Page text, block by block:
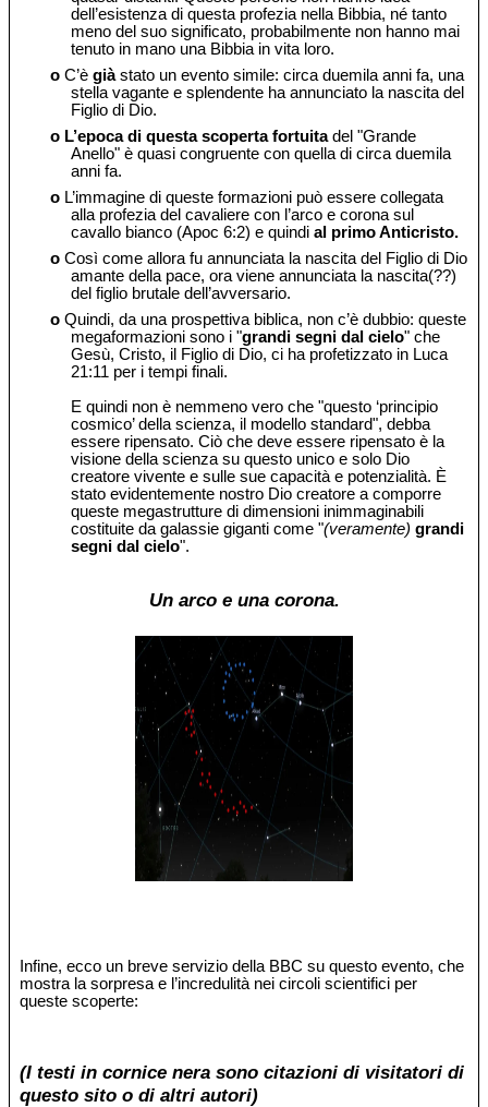
dell’esistenza di questa profezia nella Bibbia, né tanto
meno del suo significato, probabilmente non hanno mai
tenuto in mano una Bibbia in vita loro.
o C’ègiàstato un evento simile: circa duemila anni fa, una
stella vagante e splendente ha annunciato la nascita del
Figlio di Dio.
o L’epoca di questa scoperta fortuitadel "Grande
Anello" è quasi congruente con quella di circa duemila
anni fa.
o L’immagine di queste formazioni può essere collegata
alla profezia del cavaliere con l’arco e corona sul
cavallo bianco (Apoc 6:2) e quindial primo Anticristo.
o Così come allora fu annunciata la nascita del Figlio di Dio
amante della pace, ora viene annunciata la nascita(??)
del figlio brutale dell’avversario.
o Quindi, da una prospettiva biblica, non c’è dubbio: queste
megaformazioni sono i "grandi segni dal cielo" che
Gesù, Cristo, il Figlio di Dio, ci ha profetizzato in Luca
21:11 per i tempi finali.
E quindi non è nemmeno vero che "questo ‘principio
cosmico’ della scienza, il modello standard", debba
essere ripensato. Ciò che deve essere ripensato è la
visione della scienza su questo unico e solo Dio
creatore vivente e sulle sue capacità e potenzialità. È
stato evidentemente nostro Dio creatore a comporre
queste megastrutture di dimensioni inimmaginabili
costituite da galassie giganti come "(veramente)grandi
segni dal cielo".
Un arco e una corona.
Infine, ecco un breve servizio della BBC su questo evento, che
mostra la sorpresa e l’incredulità nei circoli scientifici per
queste scoperte:
(I testi in cornice nera sono citazioni di visitatori di
questo sito o di altri autori)